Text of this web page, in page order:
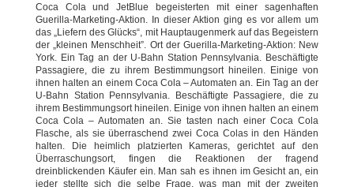
Coca Cola und JetBlue begeisterten mit einer sagenhaften
Guerilla-Marketing-Aktion. In dieser Aktion ging es vor allem um
das „Liefern des Glücks“, mit Hauptaugenmerk auf das Begeistern
der „kleinen Menschheit”. Ort der Guerilla-Marketing-Aktion: New
York. Ein Tag an der U-Bahn Station Pennsylvania. Beschäftigte
Passagiere, die zu ihrem Bestimmungsort hineilen. Einige von
ihnen halten an einem Coca Cola – Automaten an. Ein Tag an der
U-Bahn Station Pennsylvania. Beschäftigte Passagiere, die zu
ihrem Bestimmungsort hineilen. Einige von ihnen halten an einem
Coca Cola – Automaten an. Sie tasten nach einer Coca Cola
Flasche, als sie überraschend zwei Coca Colas in den Händen
halten. Die heimlich platzierten Kameras, gerichtet auf den
Überraschungsort, fingen die Reaktionen der fragend
dreinblickenden Käufer ein. Man sah es ihnen im Gesicht an, ein
jeder stellte sich die selbe Frage, was man mit der zweiten